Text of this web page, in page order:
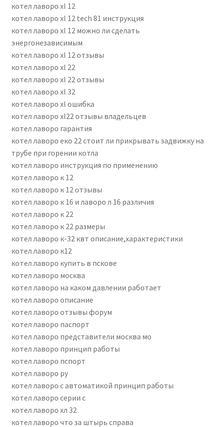
котел лаворо xl 12
котел лаворо xl 12 tech 81 инструкция
котел лаворо xl 12 можно ли сделать
энергонезависимым
котел лаворо xl 12 отзывы
котел лаворо xl 22
котел лаворо xl 22 отзывы
котел лаворо xl 32
котел лаворо xl ошибка
котел лаворо xl22 отзывы владельцев
котел лаворо гарантия
котел лаворо еко 22 стоит ли прикрывать задвижку на
трубе при горении котла
котел лаворо инструкция по применению
котел лаворо к 12
котел лаворо к 12 отзывы
котел лаворо к 16 и лаворо л 16 различия
котел лаворо к 22
котел лаворо к 22 размеры
котел лаворо к-32 квт описание,характеристики
котел лаворо к12
котел лаворо купить в пскове
котел лаворо москва
котел лаворо на каком давлении работает
котел лаворо описание
котел лаворо отзывы форум
котел лаворо паспорт
котел лаворо представители москва мо
котел лаворо принцип работы
котел лаворо пспорт
котел лаворо ру
котел лаворо с автоматикой принцип работы
котел лаворо серии c
котел лаворо хл 32
котел лаворо что за штырь справа